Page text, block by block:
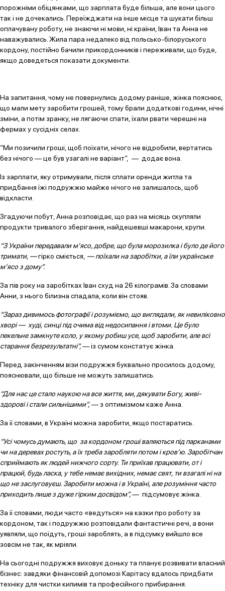
порожніми обіцянками, що зарплата буде більша, але вони цього
так і не дочекались. Переїжджати на інше місце та шукати більш
оплачувану роботу, не знаючи ні мови, ні країни, Іван та Анна не
наважувались. Жила пара недалеко від польсько-білоруського
кордону, постійно бачили прикордонників і переживали, що буде,
якщо доведеться показати документи.
На запитання, чому не повернулись додому раніше, жінка пояснює,
що мали мету заробити грошей, тому брали додаткові години, нічні
зміни, а потім зранку, не лягаючи спати, їхали рвати черешні на
фермах у сусідніх селах.
“Ми позичили гроші, щоб поїхати, нічого не відробили, вертатись
без нічого — це був узагалі не варіант”, — додає вона.
Із зарплати, яку отримували, після сплати оренди житла та
придбання їжі подружжю майже нічого не залишалось, щоб
відкласти.
Згадуючи побут, Анна розповідає, що раз на місяць скупляли
продукти тривалого зберігання, найдешевші макарони, крупи.
“З України передавали м’ясо, добре, що була морозилка і було де його
тримати, —гірко сміється, — поїхали на заробітки, а їли українське
м’ясо з дому”.
За пів року на заробітках Іван схуд на 26 кілограмів. За словами
Анни, з нього білизна спадала, коли він стояв.
“Зараз дивимось фотографії і розуміємо, що виглядали, як невиліковно
хворі — худі, синці під очима від недосипання і втоми. Це було
пекельне замкнуте коло, у якому робиш усе, щоб заробити, але всі
старання безрезультатні”,— із сумом констатує жінка.
Перед закінченням візи подружжя буквально просилось додому,
пояснювали, що більше не можуть залишатись.
“Для нас це стало наукою на все життя, ми, дякувати Богу, живі-
здорові і стали сильнішими”,— з оптимізмом каже Анна.
За її словами, в Україні можна заробити, якщо постаратись.
“Усі чомусь думають, що за кордоном гроші валяються під парканами
чи на деревах ростуть, а їх треба заробляти потом і кров’ю. Заробітчан
сприймають як людей нижчого сорту. Ти приїхав працювати, от і
працюй, будь ласка, у тебе немає вихідних, немає свят, ти взагалі ні на
що не заслуговуєш. Заробити можна і в Україні, але розуміння часто
приходить лише з дуже гірким досвідом”,— підсумовує жінка.
За її словами, люди часто «ведуться» на казки про роботу за
кордоном, так і подружжю розповідали фантастичні речі, а вони
уявляли, що поїдуть, гроші зароблять, а в підсумку вийшло все
зовсім не так, як мріяли.
На сьогодні подружжя виховує доньку та планує розвивати власний
бізнес: завдяки фінансовій допомозі Карітасу вдалось придбати
техніку для чистки килимів та професійного прибирання.